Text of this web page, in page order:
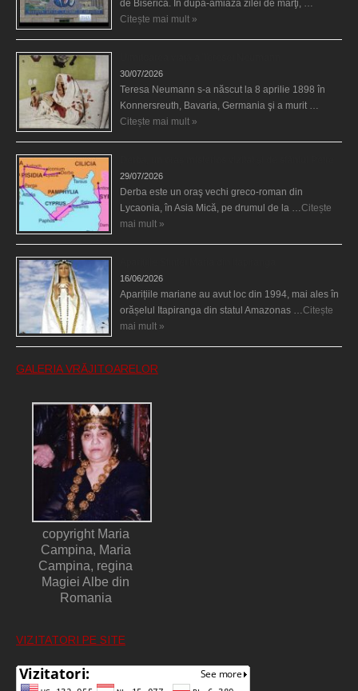
de Biserică. În după-amiaza zilei de marţi, …
Citește mai mult »
30/07/2026
Teresa Neumann s-a născut la 8 aprilie 1898 în
Konnersreuth, Bavaria, Germania şi a murit …
Citește mai mult »
29/07/2026
Derba este un oraş vechi greco-roman din
Lycaonia, în Asia Mică, pe drumul de la …Citește
mai mult »
16/06/2026
Aparițiile mariane au avut loc din 1994, mai ales în
orășelul Itapiranga din statul Amazonas …Citește
mai mult »
GALERIA VRĂJITOARELOR
copyright Maria
Campina, Maria
Campina, regina
Magiei Albe din
Romania
VIZITATORI PE SITE